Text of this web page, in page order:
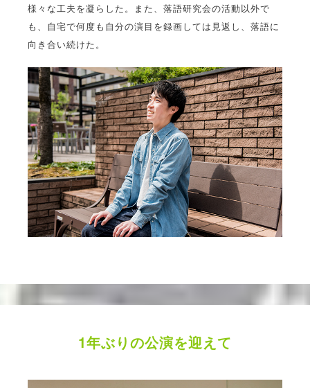
様々な工夫を凝らした。また、落語研究会の活動以外で
も、自宅で何度も自分の演目を録画しては見返し、落語に
向き合い続けた。
1年ぶりの公演を迎えて